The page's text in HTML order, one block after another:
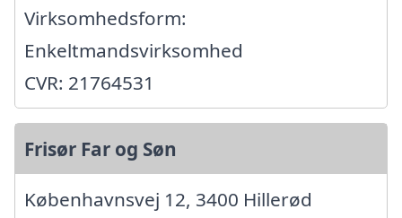
Virksomhedsform:
Enkeltmandsvirksomhed
CVR: 21764531
Frisør Far og Søn
Københavnsvej 12, 3400 Hillerød